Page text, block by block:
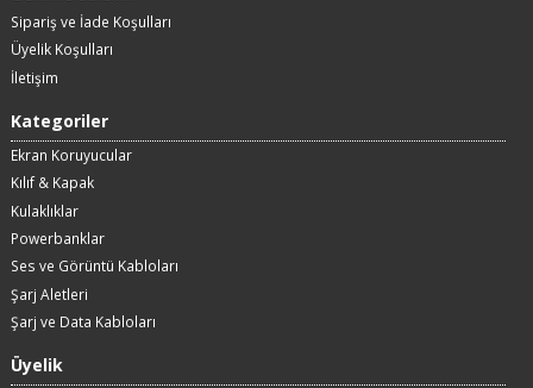
Sipariş ve İade Koşulları
Üyelik Koşulları
İletişim
Kategoriler
Ekran Koruyucular
Kılıf & Kapak
Kulaklıklar
Powerbanklar
Ses ve Görüntü Kabloları
Şarj Aletleri
Şarj ve Data Kabloları
Üyelik